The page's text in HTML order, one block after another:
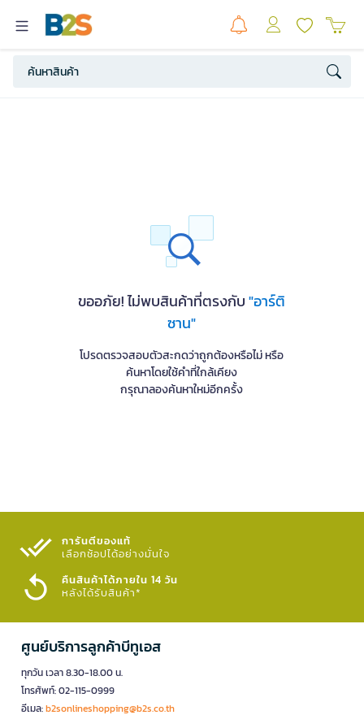
ขออภัย! ไม่พบสินค้าที่ตรงกับ"อาร์ติ
ซาน"
โปรดตรวจสอบตัวสะกดว่าถูกต้องหรือไม่ หรือ
ค้นหาโดยใช้คำที่ใกล้เคียง
กรุณาลองค้นหาใหม่อีกครั้ง
การันตีของแท้
เลือกช้อปได้อย่างมั่นใจ​
คืนสินค้าได้ภายใน 14 วัน
หลังได้รับสินค้า*
ศูนย์บริการลูกค้าบีทูเอส
ทุกวัน เวลา 8.30-18.00 น.
โทรศัพท์: 02-115-0999
อีเมล:b2sonlineshopping@b2s.co.th